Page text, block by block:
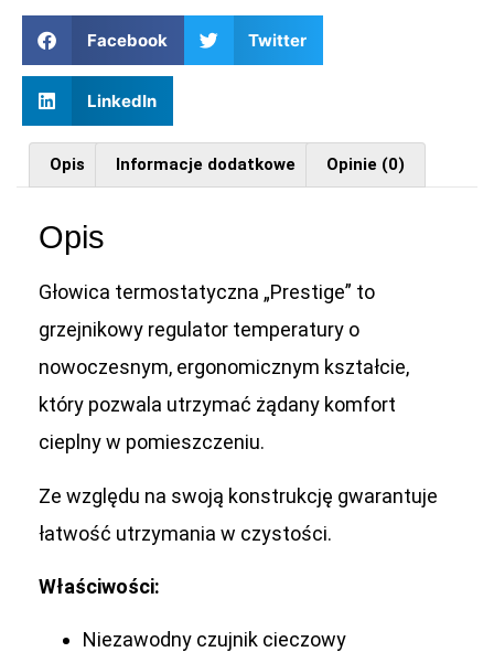
Facebook Twitter
LinkedIn
Opis Informacje dodatkowe Opinie (0)
Opis
Głowica termostatyczna „Prestige” to
grzejnikowy regulator temperatury o
nowoczesnym, ergonomicznym kształcie,
który pozwala utrzymać żądany komfort
cieplny w pomieszczeniu.
Ze względu na swoją konstrukcję gwarantuje
łatwość utrzymania w czystości.
Właściwości:
Niezawodny czujnik cieczowy